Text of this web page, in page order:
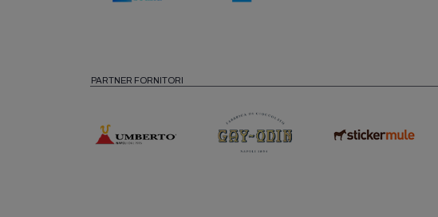
PARTNER FORNITORI